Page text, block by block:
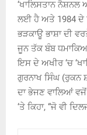
‘ਖਾਲਿਸਤਾਨ ਨੈਸ਼ਨਲ
ਲਈ ਹੈ ਅਤੇ 1984 ਦੇ
ਭੜਕਾਊ ਭਾਸ਼ਾ ਦੀ
ਜੂਨ ਤੱਕ ਬੰਬ ਧਮਾਕਿਆਂ
ਇਸ ਦੇ ਅਖੀਰ ‘ਚ
ਗੁਰਨਾਖ ਸਿੰਘ (ਰੁਕਨ
ਦਾ ਭੇਜਣ ਵਾਲਿਆਂ
‘ਤੇ ਕਿਹਾ, “ਜੋ ਵੀ